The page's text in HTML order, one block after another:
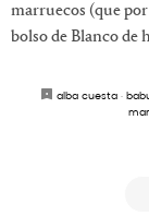
marruecos (que
bolso de Blanco de
alba cuesta ·